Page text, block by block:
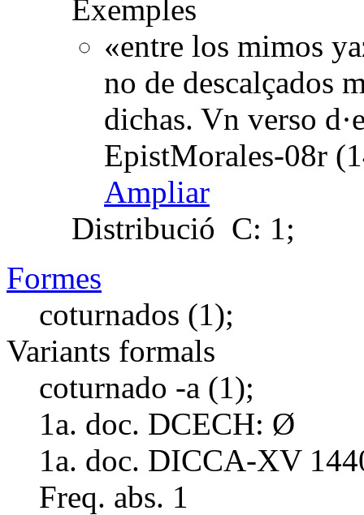
Exemples
«entre los mimos
no de descalçados
dichas. Vn verso
EpistMorales-08r
Ampliar
Distribució C: 1;
Formes
coturnados (1);
Variants formals
coturnado -a (1);
1a. doc. DCECH: Ø
1a. doc. DICCA-XV
Freq. abs. 1